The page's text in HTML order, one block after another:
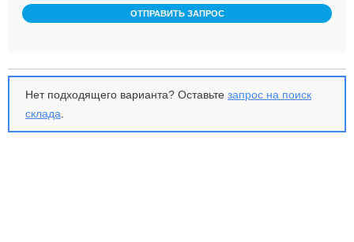
ОТПРАВИТЬ ЗАПРОС
Нет подходящего варианта? Оставьте запрос на поиск
склада